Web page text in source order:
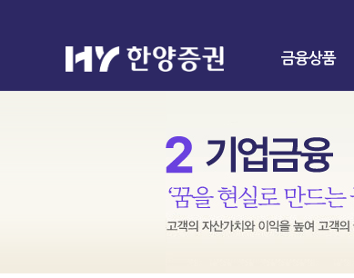
금융상품